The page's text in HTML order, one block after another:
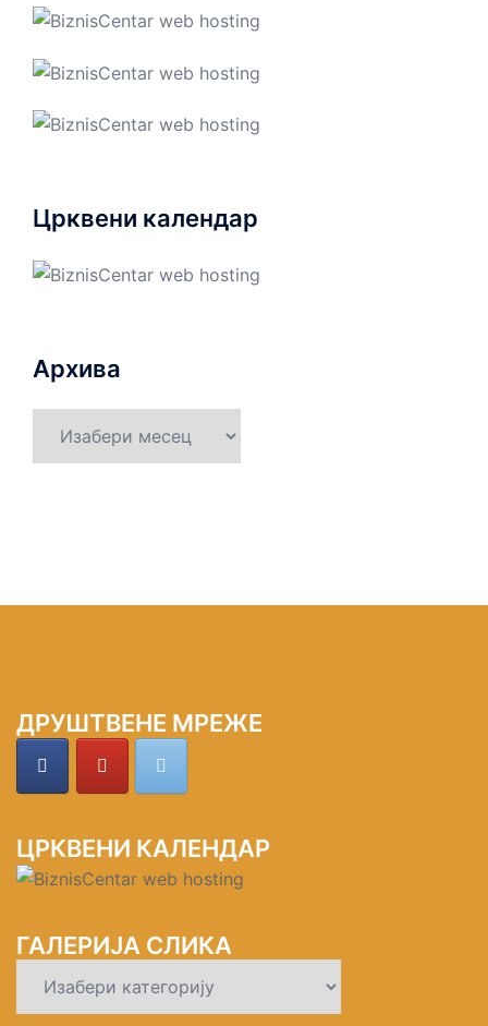
Црквени календар
Архива
ДРУШТВЕНЕ МРЕЖЕ
ЦРКВЕНИ КАЛЕНДАР
ГАЛЕРИЈА СЛИКА
СЛИКА